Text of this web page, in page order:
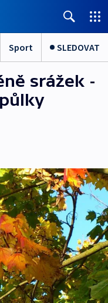
Sport SLEDOVAT
srážek -